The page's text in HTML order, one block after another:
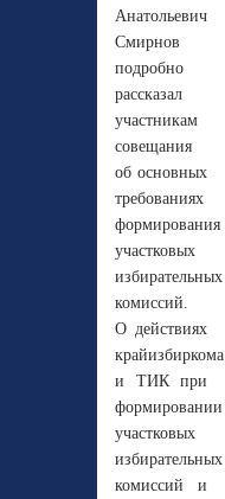
Анатольевич
Смирнов
подробно
рассказал
участникам
совещания
об основных
требованиях
формирования
участковых
избирательных
комиссий.
О действиях
крайизбиркома
и ТИК при
формировании
участковых
избирательных
комиссий и